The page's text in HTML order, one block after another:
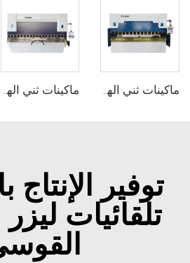
ماكينات ثني الهيدروليكية WC67Y مع متحكم CNC من نوع E300
توفير
تلقائيات